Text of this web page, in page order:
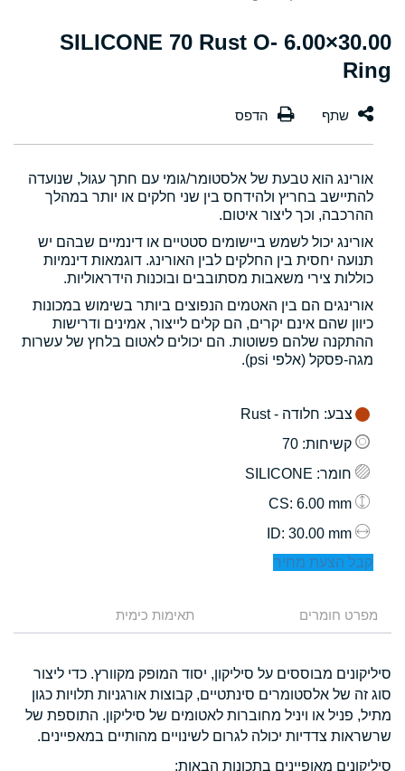
30.00×6.00 SILICONE 70 Rust O-
Ring
אורינג הוא טבעת של אלסטומר/גומי עם חתך עגול, שנועדה
להתיישב בחריץ ולהידחס בין שני חלקים או יותר במהלך
ההרכבה, וכך ליצור איטום.
אורינג יכול לשמש ביישומים סטטיים או דינמיים שבהם יש
תנועה יחסית בין החלקים לבין האורינג. דוגמאות דינמיות
כוללות צירי משאבות מסתובבים ובוכנות הידראוליות.
אורינגים הם בין האטמים הנפוצים ביותר בשימוש במכונות
כיוון שהם אינם יקרים, הם קלים לייצור, אמינים ודרישות
ההתקנה שלהם פשוטות. הם יכולים לאטום בלחץ של עשרות
מגה-פסקל (אלפי psi).
צבע: חלודה - Rust
קשיחות: 70
חומר: SILICONE
: 6.00 mm
: 30.00 mm
קבל הצעת מחיר
מפרט חומרים תאימות כימית
סיליקונים מבוססים על סיליקון, יסוד המופק מקוורץ. כדי ליצור
סוג זה של אלסטומרים סינתטיים, קבוצות אורגניות תלויות כגון
מתיל, פניל או ויניל מחוברות לאטומים של סיליקון. התוספת של
שרשראות צדדיות יכולה לגרום לשינויים מהותיים במאפיינים.
סיליקונים מאופיינים בתכונות הבאות: